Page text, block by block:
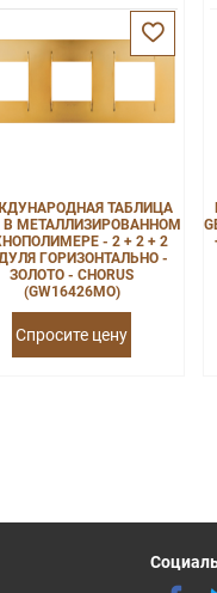
ТАБЛИЦА
В МЕТАЛЛИЗИРОВАННОМ
- 2 + 2 + 2
ГОРИЗОНТАЛЬНО -
ЗОЛОТО - CHORUS
(GW16426MO)
Спросите цену